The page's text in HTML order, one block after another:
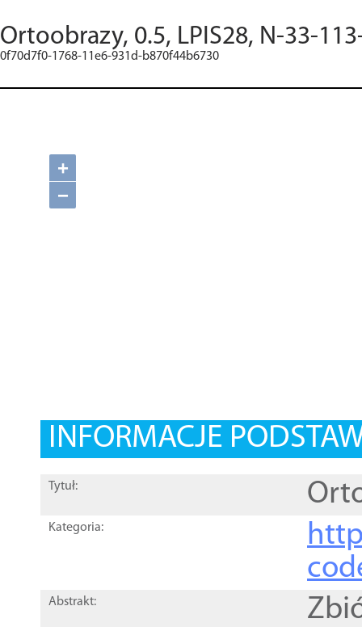
Ortoobrazy, 0.5, LPIS28, N-33-
0f70d7f0-1768-11e6-931d-b870f44b6730
+
−
INFORMACJE
Tytuł:
Kategoria:
Abstrakt: